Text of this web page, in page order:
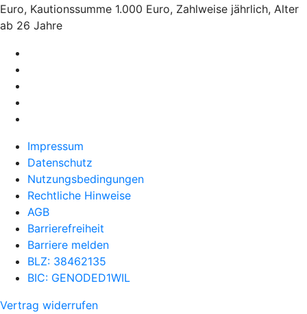
Euro, Kautionssumme 1.000 Euro, Zahlweise jährlich, Alter
ab 26 Jahre
Impressum
Datenschutz
Nutzungsbedingungen
Rechtliche Hinweise
AGB
Barrierefreiheit
Barriere melden
BLZ: 38462135
BIC: GENODED1WIL
Vertrag widerrufen